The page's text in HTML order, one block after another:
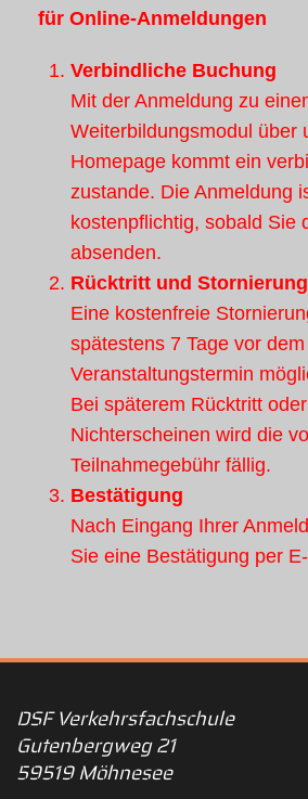
für Online-Anmeldungen
Verbindliche Buchung
Mit der Anmeldung zu
Weiterbildungsmodul über
Homepage kommt ein
zustande. Die Anmeldung
kostenpflichtig, sobald Sie
absenden.
Rücktritt und Stornierung
Eine kostenfreie
spätestens 7 Tage vor dem
Veranstaltungstermin
Bei späterem Rücktritt oder
Nichterscheinen wird die
Teilnahmegebühr fällig.
Bestätigung
Nach Eingang Ihrer
Sie eine Bestätigung per
DSF Verkehrsfachschule
Gutenbergweg 21
59519 Möhnesee